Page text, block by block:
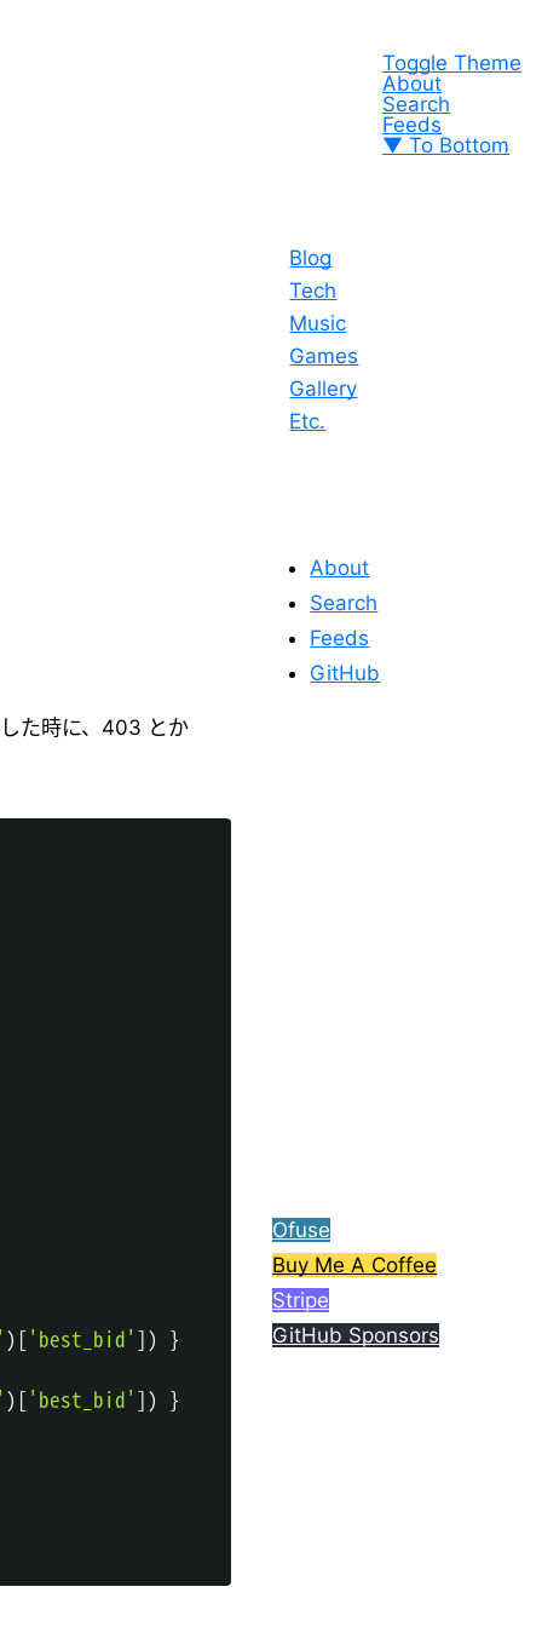
Toggle Theme
About
Search
Feeds
▼ To Bottom
Blog
Tech
Music
Games
Gallery
Etc.
た時に、403 とか
) [ 'best_bid' ]) }
) [ 'best_bid' ]) }
Ofuse
Buy Me A Coffee
Stripe
GitHub Sponsors
About
Search
Feeds
GitHub